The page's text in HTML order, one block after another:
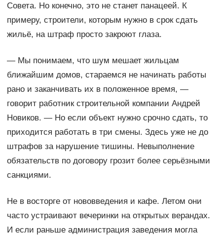
Совета. Но конечно, это не станет панацеей. К
примеру, строители, которым нужно в срок сдать
жильё, на штраф просто закроют глаза.
— Мы понимаем, что шум мешает жильцам
ближайшим домов, стараемся не начинать работы
рано и заканчивать их в положенное время, —
говорит работник строительной компании Андрей
Новиков. — Но если объект нужно срочно сдать, то
приходится работать в три смены. Здесь уже не до
штрафов за нарушение тишины. Невыполнение
обязательств по договору грозит более серьёзными
санкциями.
Не в восторге от нововведения и кафе. Летом они
часто устраивают вечеринки на открытых верандах.
И если раньше администрация заведения могла